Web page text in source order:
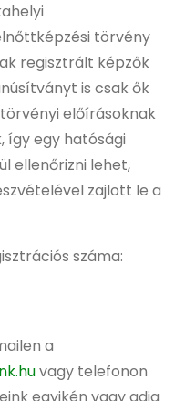
törvény
regisztrált képzők
is csak ők
előírásoknak
így egy hatósági
ellenőrizni lehet,
zajlott le a
száma:
a
vagy telefonon